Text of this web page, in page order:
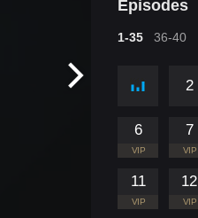
Episodes
1-35 36-40
2
VIP
6
VIP
7
VIP
11
VIP
12